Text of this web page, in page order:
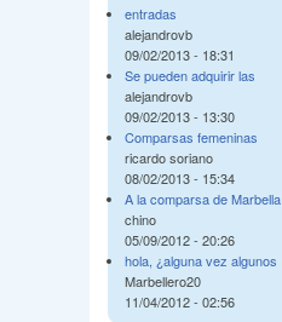
entradas
alejandrovb
09/02/2013 - 18:31
Se pueden adquirir las
alejandrovb
09/02/2013 - 13:30
Comparsas femeninas
ricardo soriano
08/02/2013 - 15:34
A la comparsa de Marbella
chino
05/09/2012 - 20:26
hola, ¿alguna vez algunos
Marbellero20
11/04/2012 - 02:56